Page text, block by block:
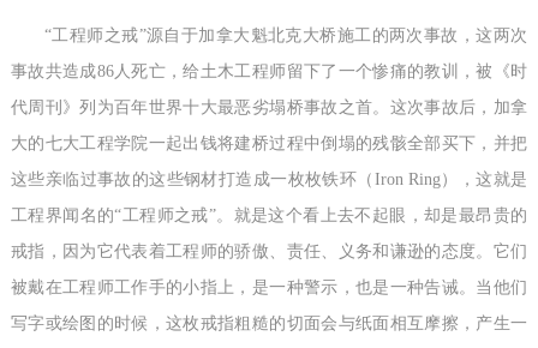
“工程师之戒”源自于加拿大魁北克大桥施工的两次事故，这两次
事故共造成86人死亡，给土木工程师留下了一个惨痛的教训，被《时
代周刊》列为百年世界十大最恶劣塌桥事故之首。这次事故后，加拿
大的七大工程学院一起出钱将建桥过程中倒塌的残骸全部买下，并把
这些亲临过事故的这些钢材打造成一枚枚铁环（Iron Ring），这就是
工程界闻名的“工程师之戒”。就是这个看上去不起眼，却是最昂贵的
戒指，因为它代表着工程师的骄傲、责任、义务和谦逊的态度。它们
被戴在工程师工作手的小指上，是一种警示，也是一种告诫。当他们
写字或绘图的时候，这枚戒指粗糙的切面会与纸面相互摩擦，产生一